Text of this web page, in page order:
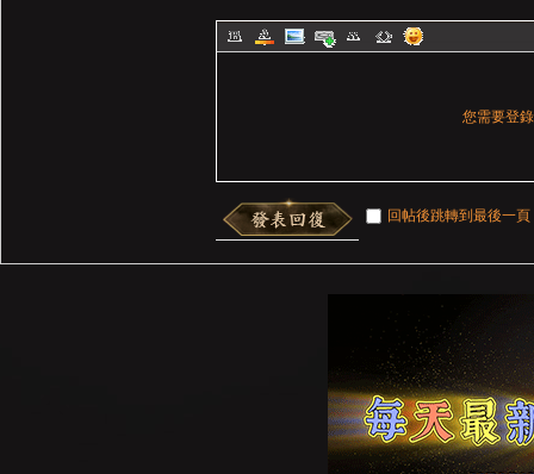
您需要登
回帖後跳轉到最後一頁